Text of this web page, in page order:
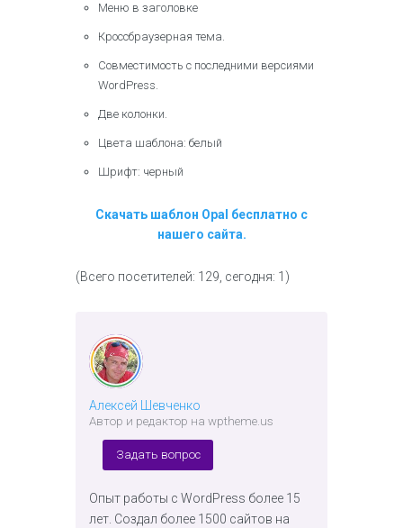
Меню в заголовке
Кроссбраузерная тема.
Совместимость с последними версиями
WordPress.
Две колонки.
Цвета шаблона: белый
Шрифт: черный
Скачать шаблон Opal бесплатно с
нашего сайта.
(Всего посетителей: 129, сегодня: 1)
Алексей Шевченко
Автор и редактор на wptheme.us
Задать вопрос
Опыт работы с WordPress более 15
лет. Создал более 1500 сайтов на